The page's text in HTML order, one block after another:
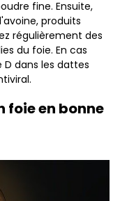
fine. Ensuite,
produits
régulièrement des
du foie. En cas
dans les dattes
foie en bonne